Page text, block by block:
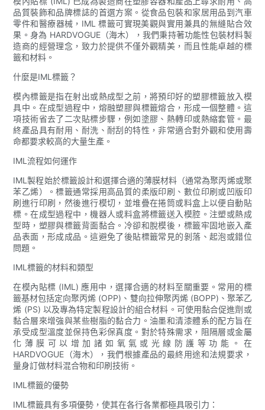
品質裝飾和品牌標誌的首選方案。從食品包裝和家居用品到汽車
零件和醫療器械，IML 標籤可實現美觀與實用兼具的無縫貼合效
果。身為 HARDVOGUE（海木），我們秉持著功能性包裝材料製
造商的經營理念，致力於提供不僅外觀精美，而且性能卓越的標
籤和材料。
什麼是IML標籤？
模內標籤是指在射出或熱成型之前，將預印好的塑膠標籤放入模
具中。在成型過程中，熔融塑膠與標籤熔合，形成一個整體。這
項技術省去了二次貼標步驟，例如塗膠、熱轉印或熱縮套管。最
終產品具有耐用、耐洗、耐刮的特性，非常適合對外觀和使用壽
命都要求較高的大量生產。
IML流程如何運作
IML製程始於標籤設計和選擇合適的薄膜材料（通常為聚丙烯或聚
苯乙烯）。標籤通常採用高品質的柔版印刷、數位印刷或凹版印
刷進行印刷，然後進行模切，並堆疊在捲筒或料盒上以便自動貼
標。在成型過程中，機器人或料盒將標籤送入模腔。注塑或熱成
型時，塑膠與標籤背面黏合。冷卻和脫模後，標籤牢固地嵌入產
品表面，形成成品。這避免了後貼標籤常見的剝落、起泡或錯位
問題。
IML標籤的材料和類型
在模內貼標 (IML) 應用中，選擇合適的材料至關重要。常用的標
籤基材包括定向聚丙烯 (OPP)、雙向拉伸聚丙烯 (BOPP)、聚苯乙
烯 (PS) 以及專為特定製程設計的組合材料。可使用黏合促進劑或
黏合層來增強與某些樹脂的黏合力。油墨和清漆體系的配方旨在
承受成型溫度並保持色彩保真度。對於特殊需求，阻隔層或金屬
化薄膜可以增加諸如氧氣或光線防護等功能。在
HARDVOGUE（海木），我們根據產品的最終用途和法規要求，
量身訂做材料混合物和印刷技術。
IML標籤的優勢
IML標籤具有多項優勢，使其在各行各業都極具吸引力：